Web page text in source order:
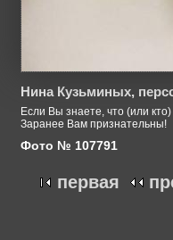
Нина Кузьминых,
Если Вы знаете, что (или
Заранее Вам признательны!
Фото № 107791
первая